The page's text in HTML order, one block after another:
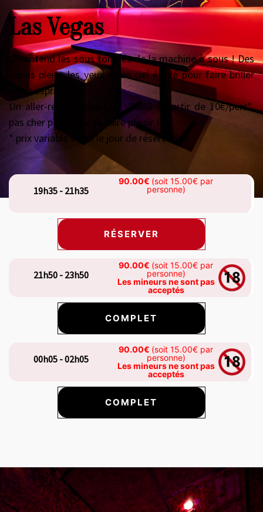
Las Vegas
On entend les sous tombés de la machine à sous ! Des
néons pleins les yeux et un ciel étoilé pour faire briller
votre esprit !
Un aller-retour pour LAS VEGAS à partir de 10€/pers*,
pas cher payé pour se faire plaisir !*
* prix variable selon le jour de réservation
19h35 - 21h35
90.00€ (soit 15.00€ par
personne)
RÉSERVER
21h50 - 23h50
90.00€ (soit 15.00€ par
personne)
Les mineurs ne sont pas
acceptés
COMPLET
00h05 - 02h05
90.00€ (soit 15.00€ par
personne)
Les mineurs ne sont pas
acceptés
COMPLET
carousel shows one large product image at a time. Use the